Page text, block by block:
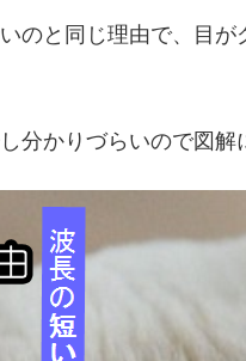
のと同じ理由で、目が
分かりづらいので図解